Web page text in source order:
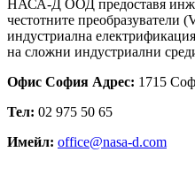
НАСА-Д ООД предоставя
честотните преобразуватели
индустриална
на сложни индустриални
Офис София Адрес: 1715
Тел: 02 975 50 65
Имейл: office@nasa-d.com